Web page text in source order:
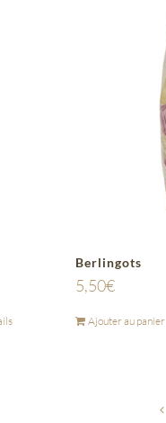
Berlingots
5,50€
Ajouter au panier